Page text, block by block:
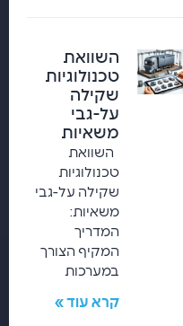
השוואת
טכנולוגיות
שקילה
על-גבי
משאיות
השוואת
טכנולוגיות
שקילה על-גבי
משאיות:
המדריך
המקיף הצורך
במערכות
קרא עוד »